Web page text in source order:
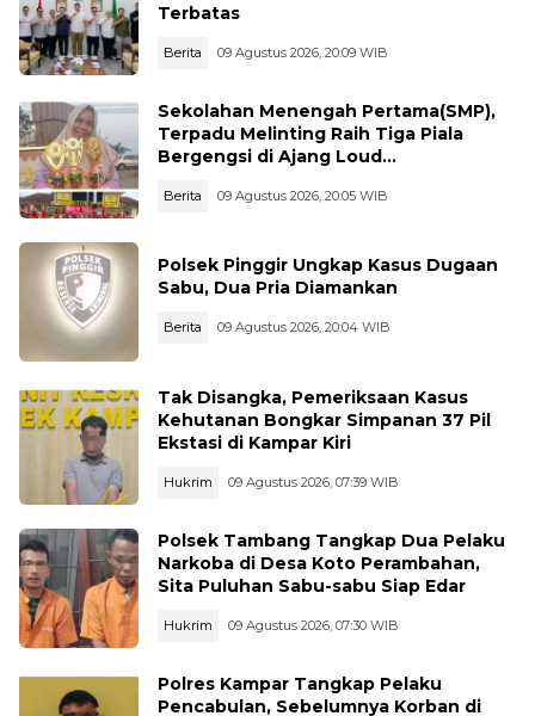
Terbatas
Berita 09 Agustus 2026, 20:09 WIB
Sekolahan Menengah Pertama(SMP),
Terpadu Melinting Raih Tiga Piala
Bergengsi di Ajang Loud
Berita 09 Agustus 2026, 20:05 WIB
Polsek Pinggir Ungkap Kasus Dugaan
Sabu, Dua Pria Diamankan
Berita 09 Agustus 2026, 20:04 WIB
Tak Disangka, Pemeriksaan Kasus
Kehutanan Bongkar Simpanan 37 Pil
Ekstasi di Kampar Kiri
Hukrim 09 Agustus 2026, 07:39 WIB
Polsek Tambang Tangkap Dua Pelaku
Narkoba di Desa Koto Perambahan,
Sita Puluhan Sabu-sabu Siap Edar
Hukrim 09 Agustus 2026, 07:30 WIB
Polres Kampar Tangkap Pelaku
Pencabulan, Sebelumnya Korban di